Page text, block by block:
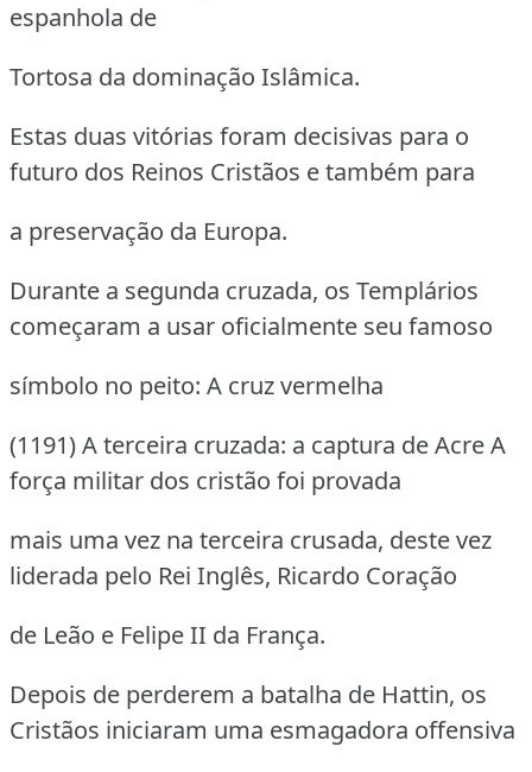
espanhola de
Tortosa da dominação Islâmica.
Estas duas vitórias foram decisivas para o
futuro dos Reinos Cristãos e também para
a preservação da Europa.
Durante a segunda cruzada, os Templários
começaram a usar oficialmente seu famoso
símbolo no peito: A cruz vermelha
(1191) A terceira cruzada: a captura de Acre A
força militar dos cristão foi provada
mais uma vez na terceira crusada, deste vez
liderada pelo Rei Inglês, Ricardo Coração
de Leão e Felipe II da França.
Depois de perderem a batalha de Hattin, os
Cristãos iniciaram uma esmagadora offensiva